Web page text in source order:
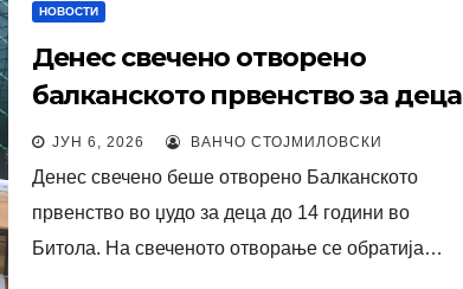
НОВОСТИ
Денес свечено отворено
балканското првенство за деца
до 14 години во Битола
ЈУН 6, 2026 ВАНЧО СТОЈМИЛОВСКИ
Денес свечено беше отворено Балканското
првенство во џудо за деца до 14 години во
Битола. На свеченото отворање се обратија…